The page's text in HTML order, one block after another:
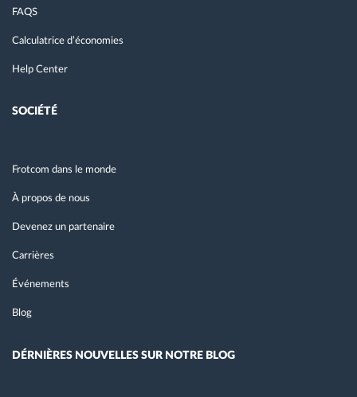
FAQS
Calculatrice d’économies
Help Center
SOCIÉTÉ
Frotcom dans le monde
À propos de nous
Devenez un partenaire
Carrières
Événements
Blog
DÉRNIÈRES NOUVELLES SUR NOTRE BLOG